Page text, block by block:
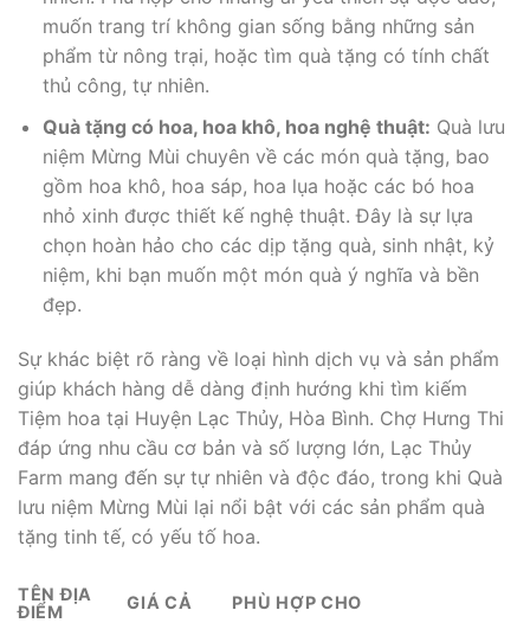
muốn trang trí không gian sống bằng những sản
phẩm từ nông trại, hoặc tìm quà tặng có tính chất
thủ công, tự nhiên.
Quà tặng có hoa, hoa khô, hoa nghệ thuật: Quà lưu
niệm Mừng Mùi chuyên về các món quà tặng, bao
gồm hoa khô, hoa sáp, hoa lụa hoặc các bó hoa
nhỏ xinh được thiết kế nghệ thuật. Đây là sự lựa
chọn hoàn hảo cho các dịp tặng quà, sinh nhật, kỷ
niệm, khi bạn muốn một món quà ý nghĩa và bền
đẹp.
Sự khác biệt rõ ràng về loại hình dịch vụ và sản phẩm
giúp khách hàng dễ dàng định hướng khi tìm kiếm
Tiệm hoa tại Huyện Lạc Thủy, Hòa Bình. Chợ Hưng Thi
đáp ứng nhu cầu cơ bản và số lượng lớn, Lạc Thủy
Farm mang đến sự tự nhiên và độc đáo, trong khi Quà
lưu niệm Mừng Mùi lại nổi bật với các sản phẩm quà
tặng tinh tế, có yếu tố hoa.
TÊN ĐỊA
ĐIỂM
GIÁ CẢ PHÙ HỢP CHO